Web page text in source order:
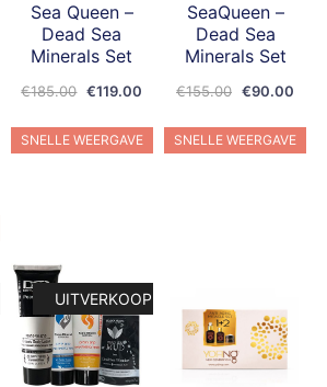
Sea Queen –
Dead Sea
Minerals Set
€185.00 Oorspronkelijke
was:
€185.00.
€119.00 Huidige
is:
€119.00.
SNELLE WEERGAVE
SeaQueen –
Dead Sea
Minerals Set
€155.00
was:
€155.00.
€90.00
is:
SNELLE WEERGAVE
UITVERKOOP!